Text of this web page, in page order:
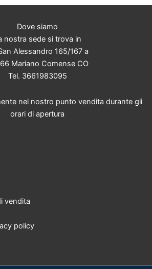
Dove siamo
nostra sede si trova in
Alessandro 165/167 a
Mariano Comense CO
Tel. 3661983095
nel nostro punto vendita durante gli
orari di apertura
vendita
policy